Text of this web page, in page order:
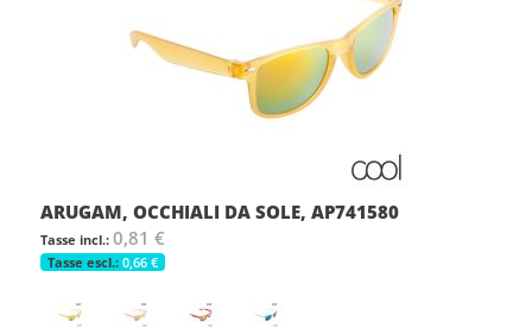
ARUGAM, OCCHIALI DA SOLE, AP741580
0,81 €
0,66 €